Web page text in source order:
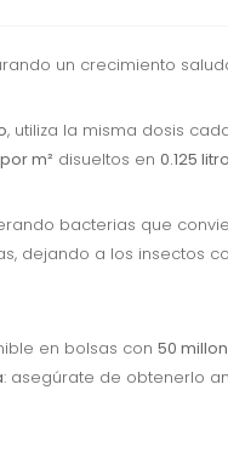
un crecimiento
, utiliza la misma dosis
m² disueltos en 0.125
bacterias que
dejando a los insectos
en bolsas con 50
: asegúrate de obtenerlo